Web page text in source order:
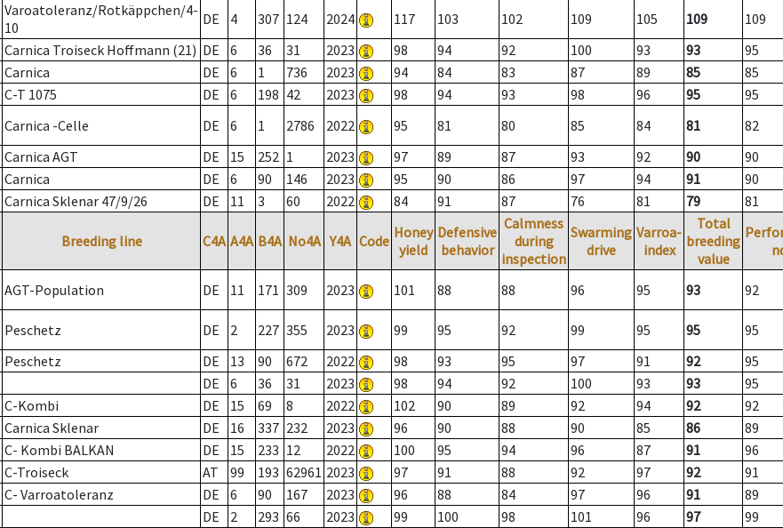
Varoatoleranz/Rotkäppchen/4-
10
DE 4 307 124 2024 117 103 102 109 105 109
109
Carnica Troiseck Hoffmann (21) DE 6 36 31 2023 98 94 92 100 93 93
95
Carnica DE 6 1 736 2023 94 84 83 87 89 85
85
C-T 1075 DE 6 198 42 2023 98 94 93 98 96 95
95
Carnica -Celle DE 6 1 2786 2022 95 81 80 85 84 81
82
Carnica AGT DE 15 252 1 2023 97 89 87 93 92 90
90
Carnica DE 6 90 146 2023 95 90 86 97 94 91
90
Carnica Sklenar 47/9/26 DE 11 3 60 2022 84 91 87 76 81 79 81
Breeding line C4A A4A B4A No4A Y4A Code Honey
yield
Defensive
behavior
Calmness
during
inspection
Swarming
drive
Varroa-
index
Total
breeding
value
AGT-Population DE 11 171 309 2023 101 88 88 96 95 93 92
Peschetz DE 2 227 355 2023 99 95 92 99 95 95
95
Peschetz DE 13 90 672 2022 98 93 95 97 91 92
95
DE 6 36 31 2023 98 94 92 100 93 93
95
C-Kombi DE 15 69 8 2022 102 90 89 92 94 92
92
Carnica Sklenar DE 16 337 232 2023 96 90 88 90 85 86
89
C- Kombi BALKAN DE 15 233 12 2022 100 95 94 96 87 91
96
C-Troiseck AT 99 193 62961 2023 97 91 88 92 97 92
91
C- Varroatoleranz DE 6 90 167 2023 96 88 84 97 96 91
89
DE 2 293 66 2023 99 100 98 101 96 97
99